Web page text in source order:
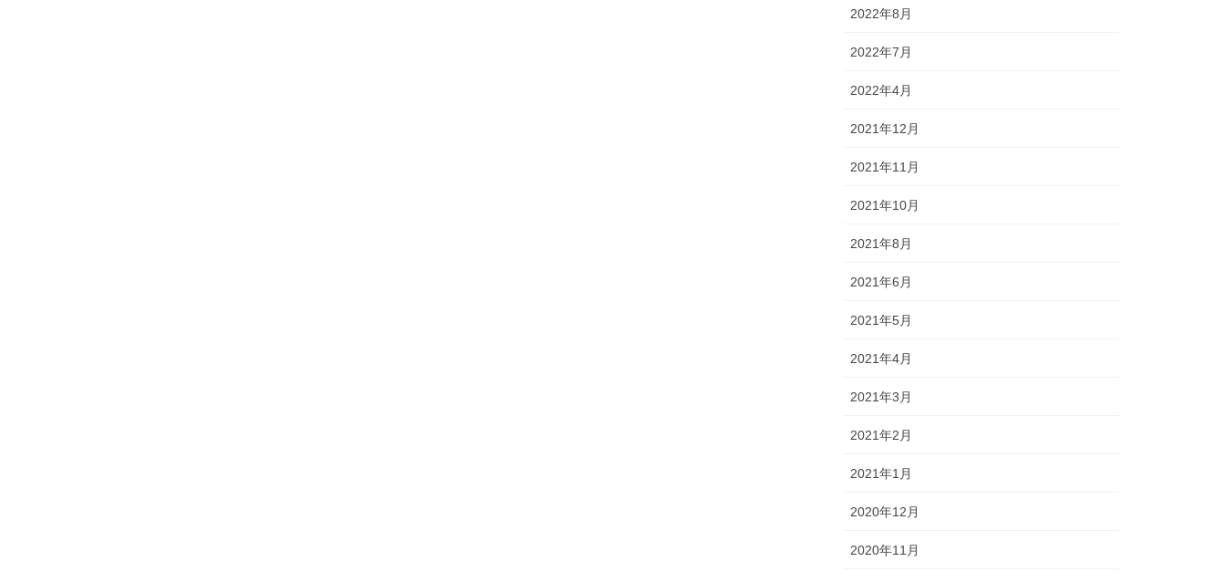
2022年8月
2022年7月
2022年4月
2021年12月
2021年11月
2021年10月
2021年8月
2021年6月
2021年5月
2021年4月
2021年3月
2021年2月
2021年1月
2020年12月
2020年11月